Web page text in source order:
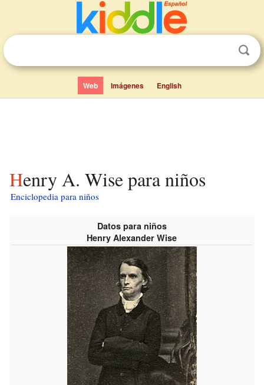
Web Imágenes English
Henry A. Wise para niños
Enciclopedia para niños
Datos para niños
Henry Alexander Wise